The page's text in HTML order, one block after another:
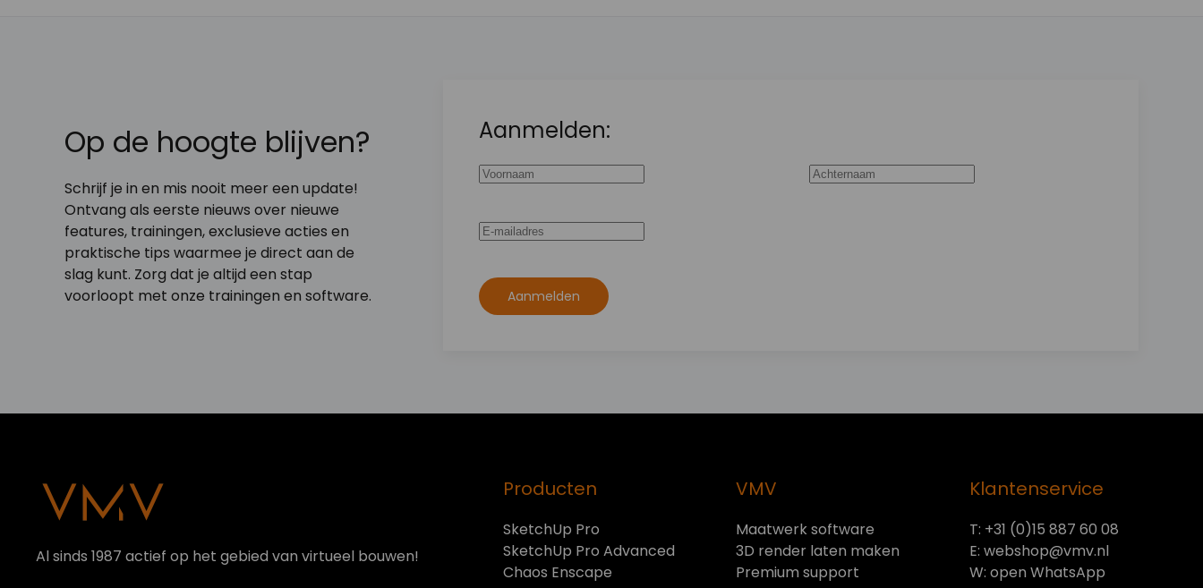
Op de hoogte blijven?
Schrijf je in en mis nooit meer een update!
Ontvang als eerste nieuws over nieuwe
features, trainingen, exclusieve acties en
praktische tips waarmee je direct aan de
slag kunt. Zorg dat je altijd een stap
voorloopt met onze trainingen en software.
Aanmelden:
Aanmelden
Al sinds 1987 actief op het gebied van virtueel bouwen!
Producten
SketchUp Pro
SketchUp Pro Advanced
Chaos Enscape
VMV
Maatwerk software
3D render laten maken
Premium support
Klantenservice
T: +31 (0)15 887 60 08
E:webshop@vmv.nl
W:open WhatsApp